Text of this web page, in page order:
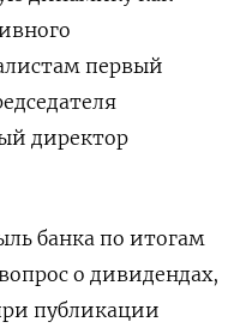
первый
директор
банка по итогам
о дивидендах,
публикации